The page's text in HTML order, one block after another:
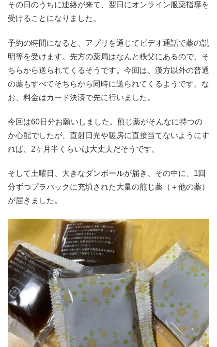
その日のうちに連絡が来て、翌日にオンライン服薬指導を
受けることになりました。
予約の時間になると、アプリを通じてビデオ通話で薬の説
明等を受けます。先方の薬局はなんと秩父にあるので、そ
ちらから送られてくるそうです。今回は、漢方以外の普通
の薬もすべてそちらから同時に送られてくるようです。な
お、料金はカード決済で先に行いました。
今回は60日分お願いしました。煎じ薬がそんなに持つの
か心配でしたが、直射日光や暖房に直接当てないようにす
れば、2ヶ月半くらいは大丈夫だそうです。
そして土曜日、大きなダンボールが届き、その中に、1回
分ずつプラパックに充填された大量の煎じ薬（＋他の薬）
が届きました。